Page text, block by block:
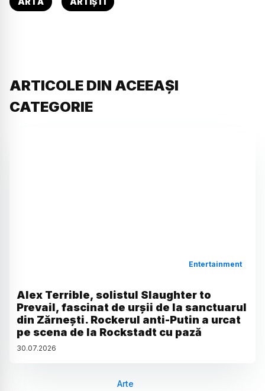
ARTICOLE DIN ACEEAȘI
CATEGORIE
Entertainment
Alex Terrible, solistul Slaughter to
Prevail, fascinat de urșii de la sanctuarul
din Zărnești. Rockerul anti-Putin a urcat
pe scena de la Rockstadt cu pază
30.07.2026
Arte